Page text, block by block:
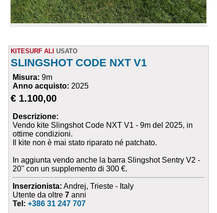
KITESURF ALI USATO
SLINGSHOT CODE NXT V1
Misura: 9m
Anno acquisto: 2025
€ 1.100,00
Descrizione:
Vendo kite Slingshot Code NXT V1 - 9m del 2025, in
ottime condizioni.
Il kite non è mai stato riparato né patchato.
In aggiunta vendo anche la barra Slingshot Sentry V2 -
20'' con un supplemento di 300 €.
Inserzionista: Andrej, Trieste - Italy
Utente da oltre7 anni
Tel:+386 31 247 707